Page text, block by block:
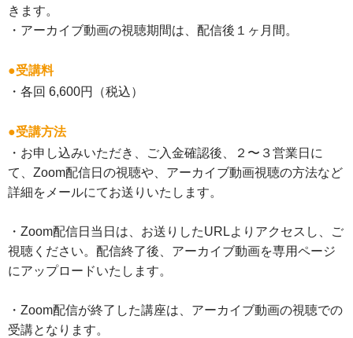
きます。
・アーカイブ動画の視聴期間は、配信後１ヶ月間。
●受講料
・各回 6,600円（税込）
●受講方法
・お申し込みいただき、ご入金確認後、２〜３営業日に
て、Zoom配信日の視聴や、アーカイブ動画視聴の方法など
詳細をメールにてお送りいたします。
・Zoom配信日当日は、お送りしたURLよりアクセスし、ご
視聴ください。配信終了後、アーカイブ動画を専用ページ
にアップロードいたします。
・Zoom配信が終了した講座は、アーカイブ動画の視聴での
受講となります。